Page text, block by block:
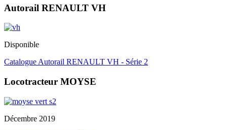
Autorail RENAULT VH
Disponible
Catalogue Autorail RENAULT VH - Série 2
Locotracteur MOYSE
Décembre 2019